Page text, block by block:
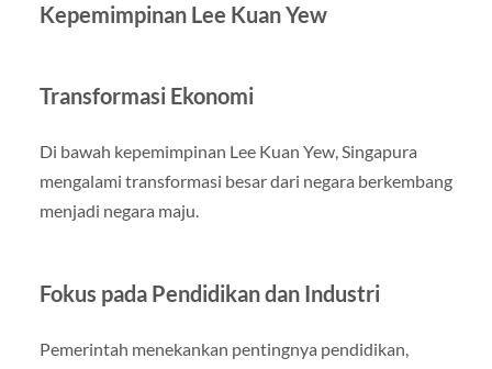
Kepemimpinan Lee Kuan Yew
Transformasi Ekonomi
Di bawah kepemimpinan Lee Kuan Yew, Singapura
mengalami transformasi besar dari negara berkembang
menjadi negara maju.
Fokus pada Pendidikan dan Industri
Pemerintah menekankan pentingnya pendidikan,